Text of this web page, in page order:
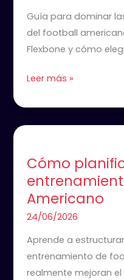
Guía para dominar
del football
Flexbone y cómo
Coaches
Leer más »
Cómo
Americano
24/06/2026
Aprende a
entrenamiento de
realmente mejoran
entrenamientos
de
Football
Americano